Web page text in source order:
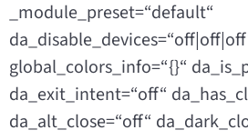
_module_preset=“default“
global_colors_info=“{}“
da_exit_intent=“off“
da_alt_close=“off“